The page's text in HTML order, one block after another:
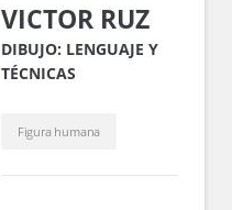
VICTOR RUZ
DIBUJO: LENGUAJE Y
TÉCNICAS
Figura humana